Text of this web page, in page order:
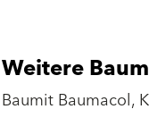
Weitere
Baumit Baumacol,